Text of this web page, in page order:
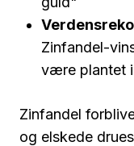
Zinfandel-
være plantet
Zinfandel
og elskede